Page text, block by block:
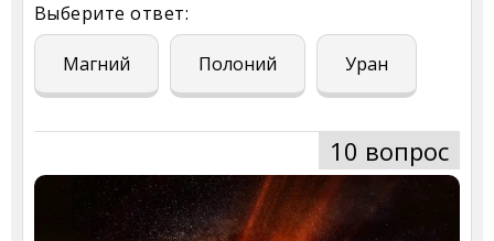
Выберите ответ:
Магний Полоний Уран
10 вопрос